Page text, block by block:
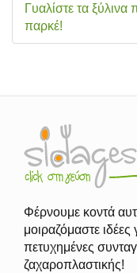
Γυαλίστε τα
παρκέ!
Φέρνουμε κοντά
μοιραζόμαστε ιδέες
πετυχημένες
ζαχαροπλαστικής!